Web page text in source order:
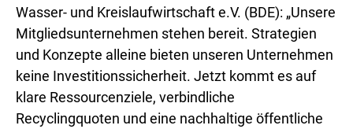
Wasser- und Kreislaufwirtschaft e.V. (BDE): „Unsere
Mitgliedsunternehmen stehen bereit. Strategien
und Konzepte alleine bieten unseren Unternehmen
keine Investitionssicherheit. Jetzt kommt es auf
klare Ressourcenziele, verbindliche
Recyclingquoten und eine nachhaltige öffentliche